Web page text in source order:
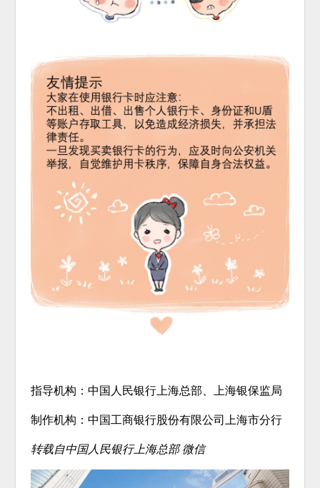
指导机构：中国人民银行上海总部、上海银保监局
制作机构：中国工商银行股份有限公司上海市分行
转载自中国人民银行上海总部 微信